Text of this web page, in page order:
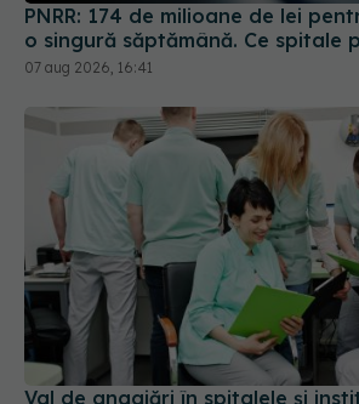
Val de angajări în spitalele și
Unde se caută asistenți medicali
10 iul 2026, 08:51